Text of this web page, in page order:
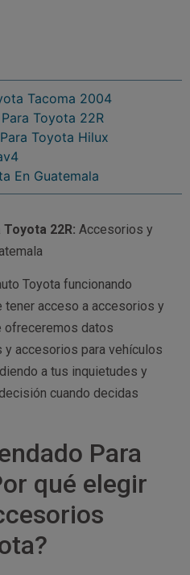
Tacoma 2004
Toyota 22R
Toyota Hilux
En Guatemala
22R: Accesorios y
Toyota funcionando
acceso a accesorios y
ofreceremos datos
accesorios para vehículos
a tus inquietudes y
cuando decidas
Para
qué elegir